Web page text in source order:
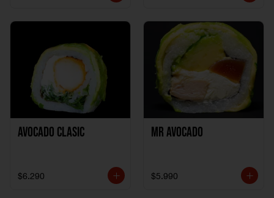
Avocado clasic
$6.290
Mr Avocado
$5.990